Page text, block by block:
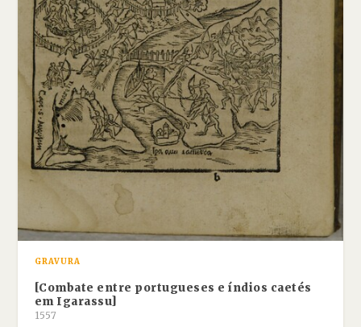
GRAVURA
[Combate entre portugueses e índios caetés
em Igarassu]
1557